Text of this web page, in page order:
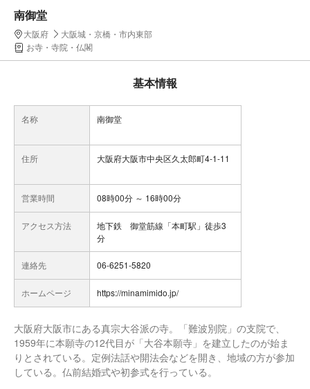
南御堂
大阪府
大阪城・京橋・市内東部
お寺・寺院・仏閣
基本情報
名称 南御堂
住所 大阪府大阪市中央区久太郎町4-1-11
営業時間 08時00分 ～ 16時00分
アクセス方法
地下鉄 御堂筋線「本町駅」徒歩3
分
連絡先 06-6251-5820
ホームページ https://minamimido.jp/
大阪府大阪市にある真宗大谷派の寺。「難波別院」の支院で、
1959年に本願寺の12代目が「大谷本願寺」を建立したのが始ま
りとされている。定例法話や開法会などを開き、地域の方が参加
している。仏前結婚式や初参式を行っている。